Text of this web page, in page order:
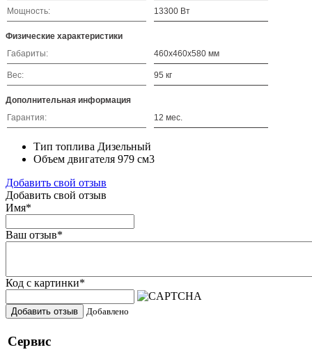
Мощность: 13300 Вт
Физические характеристики
Габариты:
460x460x580 мм
Вес: 95 кг
Дополнительная информация
Гарантия:
12 мес.
Тип топлива Дизельный
Объем двигателя 979 см3
Добавить свой отзыв
Добавить свой отзыв
Имя*
Ваш отзыв*
Код с картинки*
Добавить отзыв Добавлено
Сервис